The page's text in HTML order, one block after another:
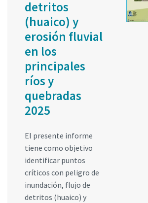
detritos
(huaico) y
erosión fluvial
en los
principales
ríos y
quebradas
2025
El presente informe
tiene como objetivo
identificar puntos
críticos con peligro de
inundación, flujo de
detritos (huaico) y